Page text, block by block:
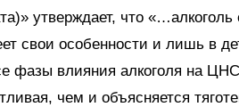
утверждает, что «…алкоголь
свои особенности и лишь в
фазы влияния алкоголя на
чем и объясняется